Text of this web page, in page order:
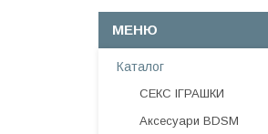
Каталог
СЕКС ІГРАШКИ
Аксесуари BDSM